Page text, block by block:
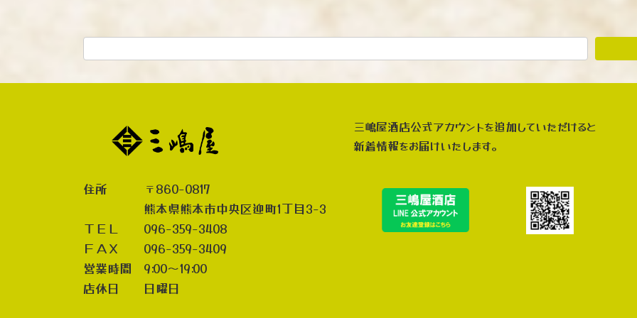
住所 〒860-0817
熊本県熊本市中央区迎町1丁目3-3
ＴＥＬ 096-359-3408
ＦＡＸ 096-359-3409
営業時間 9:00～19:00
店休日 日曜日
三嶋屋酒店公式アカウントを追加していただけると
新着情報をお届けいたします。